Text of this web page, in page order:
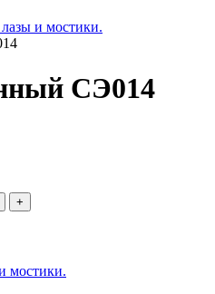
и мостики.
СЭ014
+
мостики.